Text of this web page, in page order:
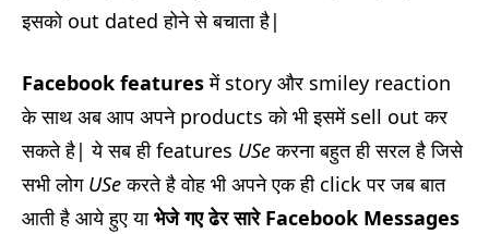
इसको out dated होने से बचाता है|
Facebook featuresमें story और smiley reaction
के साथ अब आप अपने products को भी इसमें sell out कर
सकते है| ये सब ही features USeकरना बहुत ही सरल है जिसे
सभी लोग USeकरते है वोह भी अपने एक ही click पर जब बात
आती है आये हुए याभेजे गए ढेर सारे Facebook Messages